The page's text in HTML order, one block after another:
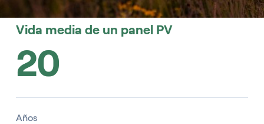
Vida media de un panel PV
20
Años